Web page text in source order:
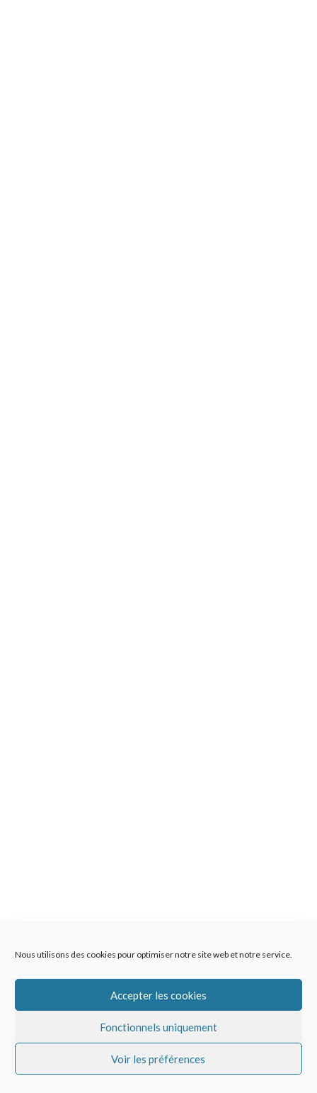
Nous utilisons des cookies pour optimiser notre site web et notre service.
Accepter les cookies
Fonctionnels uniquement
Voir les préférences